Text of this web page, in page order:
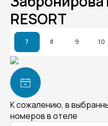
RESORT
7 8 9 10
К сожалению, в
номеров в отеле